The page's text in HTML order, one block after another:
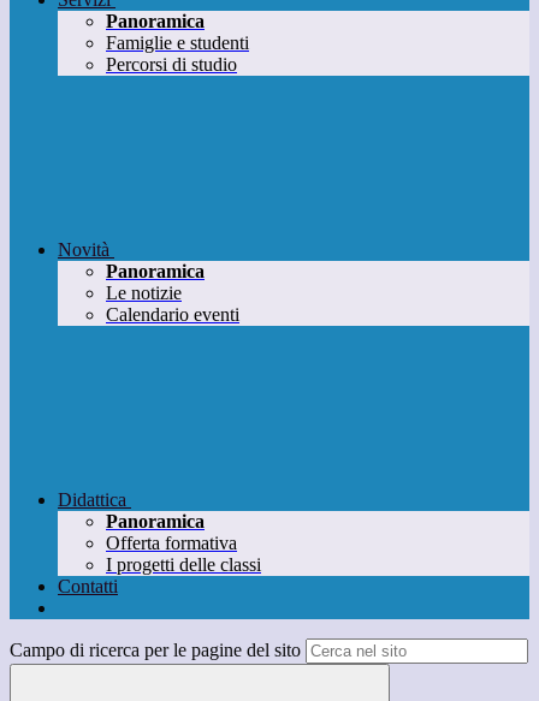
Panoramica
Famiglie e studenti
Percorsi di studio
Novità
Panoramica
Le notizie
Calendario eventi
Didattica
Panoramica
Offerta formativa
I progetti delle classi
Contatti
Campo di ricerca per le pagine del sito